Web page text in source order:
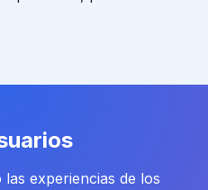
experiencias de los